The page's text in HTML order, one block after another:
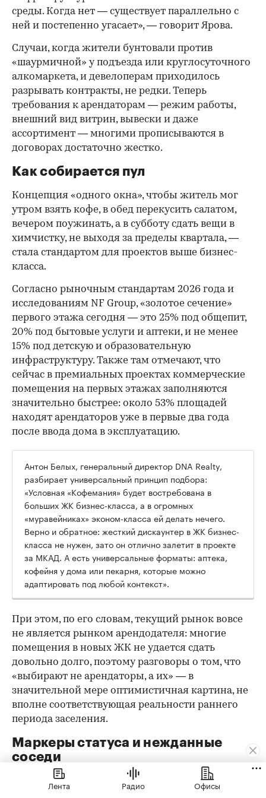
среды. Когда нет — существует параллельно с
ней и постепенно угасает», — говорит Ярова.
Случаи, когда жители бунтовали против
«шаурмичной» у подъезда или круглосуточного
алкомаркета, и девелоперам приходилось
разрывать контракты, не редки. Теперь
требования к арендаторам — режим работы,
внешний вид витрин, вывески и даже
ассортимент — многими прописываются в
договорах достаточно жестко.
Как собирается пул
Концепция «одного окна», чтобы житель мог
утром взять кофе, в обед перекусить салатом,
вечером поужинать, а в субботу сдать вещи в
химчистку, не выходя за пределы квартала, —
стала стандартом для проектов выше бизнес-
класса.
Согласно рыночным стандартам 2026 года и
исследованиям NF Group, «золотое сечение»
первого этажа сегодня — это 25% под общепит,
20% под бытовые услуги и аптеки, и не менее
15% под детскую и образовательную
инфраструктуру. Также там отмечают, что
сейчас в премиальных проектах коммерческие
помещения на первых этажах заполняются
значительно быстрее: около 53% площадей
находят арендаторов уже в первые два года
после ввода дома в эксплуатацию.
Антон Белых, генеральный директор DNA Realty,
разбирает универсальный принцип подбора:
«Условная «Кофемания» будет востребована в
больших ЖК бизнес-класса, а в огромных
«муравейниках» эконом-класса ей делать нечего.
Верно и обратное: жесткий дискаунтер в ЖК бизнес-
класса не нужен, зато он отлично залетит в проекте
за МКАД. А есть универсальные форматы: аптека,
кофейня у дома или пекарня, которые можно
адаптировать под любой контекст».
При этом, по его словам, текущий рынок вовсе
не является рынком арендодателя: многие
помещения в новых ЖК не удается сдать
довольно долго, поэтому разговоры о том, что
«выбирают не арендаторы, а их» — в
значительной мере оптимистичная картина, не
вполне соответствующая реальности раннего
периода заселения.
Маркеры статуса и нежданные
соседи
Лента Радио Офисы